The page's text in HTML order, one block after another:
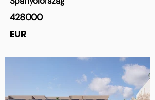
428000
EUR